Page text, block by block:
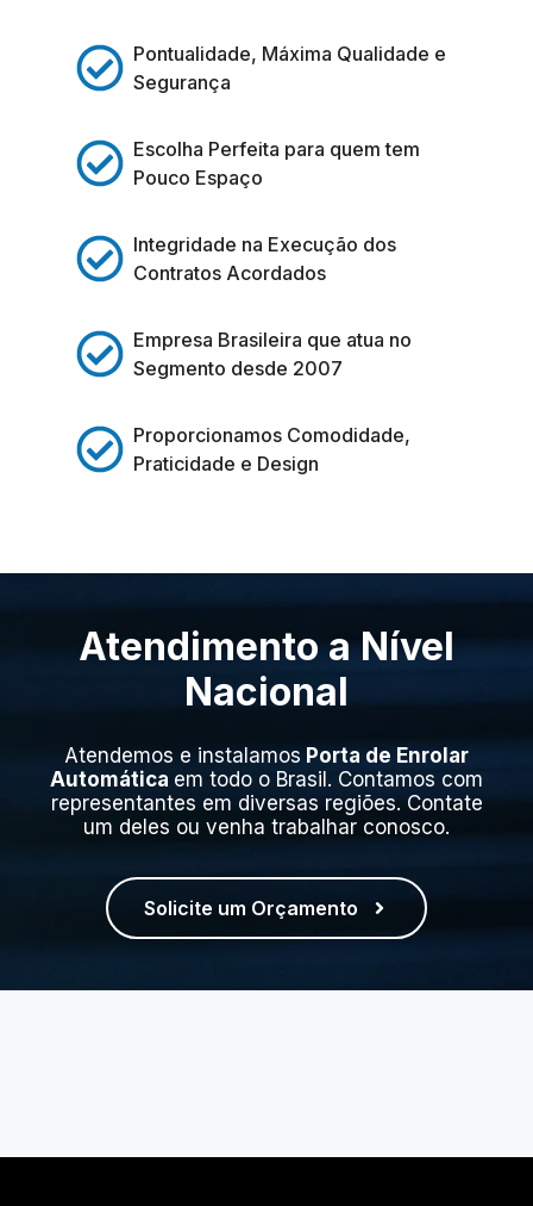
Pontualidade, Máxima Qualidade e
Segurança
Escolha Perfeita para quem tem
Pouco Espaço
Integridade na Execução dos
Contratos Acordados
Empresa Brasileira que atua no
Segmento desde 2007
Proporcionamos Comodidade,
Praticidade e Design
Atendimento a Nível
Nacional
Atendemos e instalamos Porta de Enrolar
Automática em todo o Brasil. Contamos com
representantes em diversas regiões. Contate
um deles ou venha trabalhar conosco.
Solicite um Orçamento